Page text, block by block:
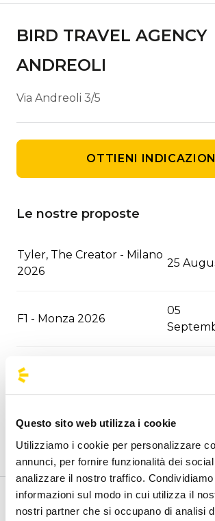
Questo sito web utilizza i cookie
Utilizziamo i cookie per personalizzare
annunci, per fornire funzionalità dei
analizzare il nostro traffico.
informazioni sul modo in cui utilizza il
nostri partner che si occupano di analisi
BIRD TRAVEL AGENCY
ANDREOLI
Via Andreoli 3/5
OTTIENI
Le nostre proposte
Tyler, The Creator - Milano
2026
25
F1 - Monza 2026
05
David Guetta - Milano
2026
ASAP Rocky - Milano 2026
10
Marra/Gue - Santeria 2026
12
Benvenuto nella pagina delle agenzie